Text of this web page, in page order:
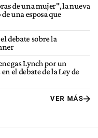
de una mujer", la nueva
una esposa que
debate sobre la
Lynch por un
el debate de la Ley de
VER MÁS